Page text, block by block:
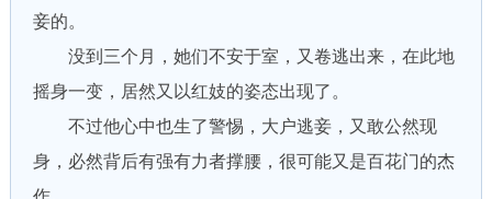
妾的。
没到三个月，她们不安于室，又卷逃出来，在此地
摇身一变，居然又以红妓的姿态出现了。
不过他心中也生了警惕，大户逃妾，又敢公然现
身，必然背后有强有力者撑腰，很可能又是百花门的杰